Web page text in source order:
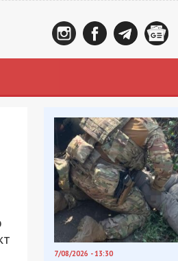
7/08/2026 - 13:30